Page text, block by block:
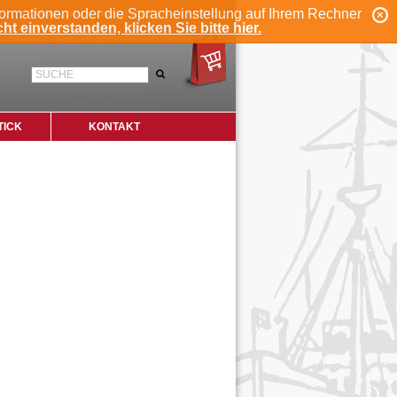
oder die Spracheinstellung auf Ihrem Rechner
einverstanden, klicken Sie bitte hier.
KONTO
ANMELDEN REGISTRIEREN
SUCHE
KONTAKT